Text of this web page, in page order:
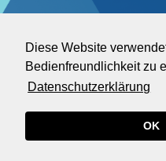
Diese Website
Bedienfreundlichkeit zu
Datenschutzerklärung
OK